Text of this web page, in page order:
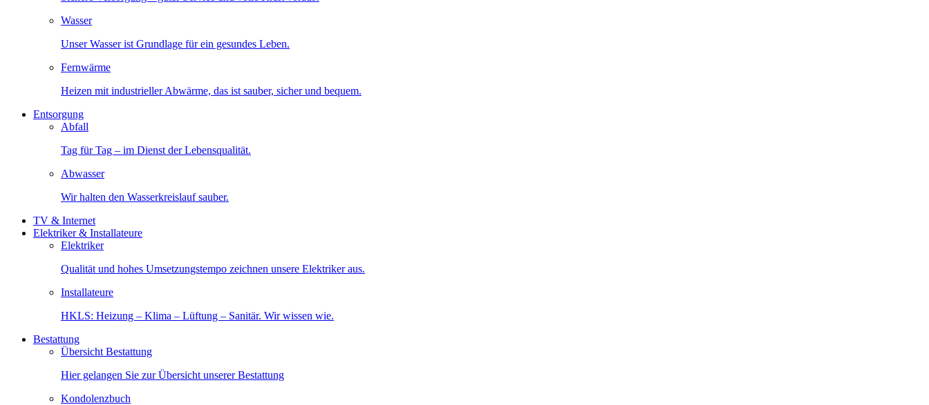
Wasser
Unser Wasser ist Grundlage für ein gesundes Leben.
Fernwärme
Heizen mit industrieller Abwärme, das ist sauber, sicher und bequem.
Entsorgung
Abfall
Tag für Tag – im Dienst der Lebensqualität.
Abwasser
Wir halten den Wasserkreislauf sauber.
TV & Internet
Elektriker & Installateure
Elektriker
Qualität und hohes Umsetzungstempo zeichnen unsere Elektriker aus.
Installateure
HKLS: Heizung – Klima – Lüftung – Sanitär. Wir wissen wie.
Bestattung
Übersicht Bestattung
Hier gelangen Sie zur Übersicht unserer Bestattung
Kondolenzbuch